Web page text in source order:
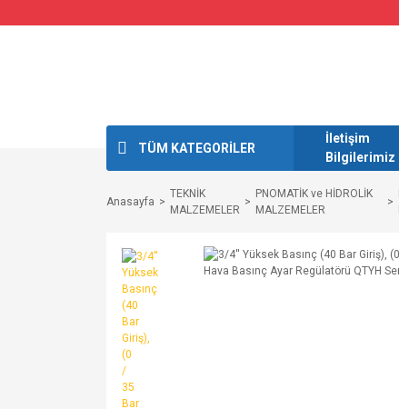
TÜM KATEGORİLER
İletişim
Bilgilerimiz
Anasayfa
TEKNİK
MALZEMELER
PNOMATİK ve HİDROLİK
MALZEMELER